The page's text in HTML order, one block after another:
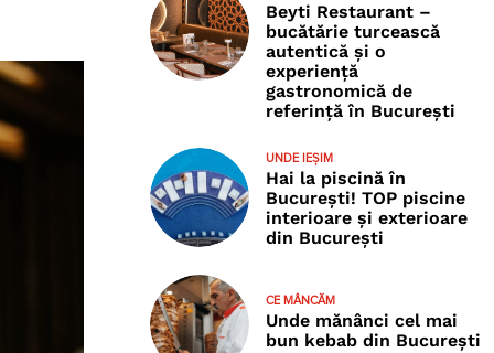
Beyti Restaurant –
bucătărie turcească
autentică și o
experiență
gastronomică de
referință în București
UNDE IEȘIM
Hai la piscină în
București! TOP piscine
interioare și exterioare
din București
CE MÂNCĂM
Unde mănânci cel mai
bun kebab din București